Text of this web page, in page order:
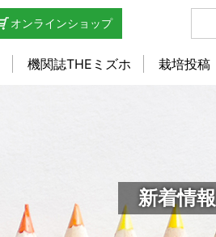
オンラインショップ
機関誌THEミズホ 栽培投稿
新着情報